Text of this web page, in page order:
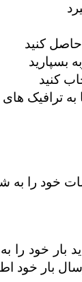
کنید
بسپارید
کنید
ترافیک
خود را به
بار خود را
بار خود